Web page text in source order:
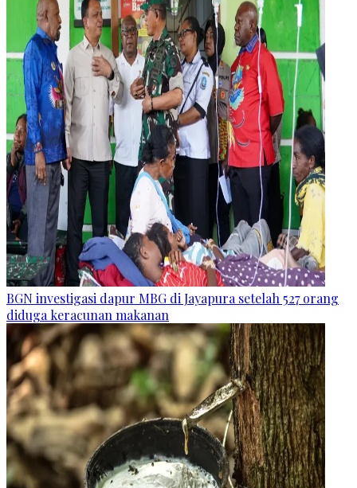
BGN investigasi dapur MBG di Jayapura setelah 527 orang
diduga keracunan makanan